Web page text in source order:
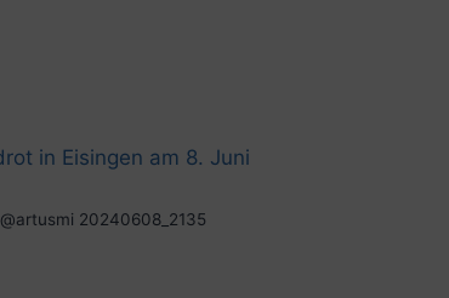
@artusmi 20240608_2135